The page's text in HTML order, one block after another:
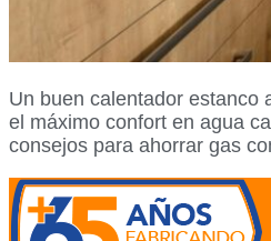
Un buen calentador estanco
el máximo confort en agua
consejos para ahorrar gas